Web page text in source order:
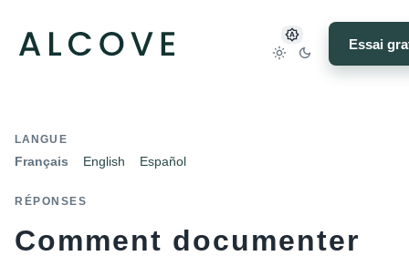
Essai
LANGUE
Français English Español
RÉPONSES
Comment documenter